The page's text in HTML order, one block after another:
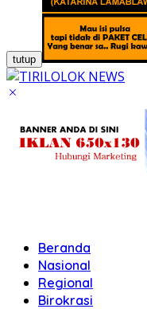
tutup
Beranda
Nasional
Regional
Birokrasi